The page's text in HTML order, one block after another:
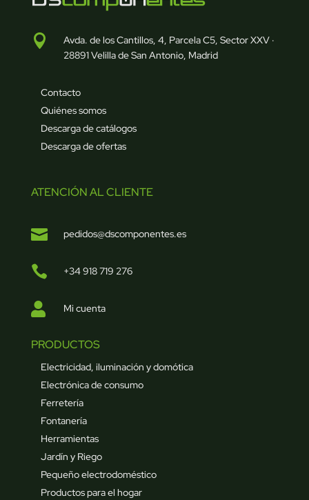

Avda. de los Cantillos, 4, Parcela C5, Sector XXV ·
28891 Velilla de San Antonio, Madrid
Contacto
Quiénes somos
Descarga de catálogos
Descarga de ofertas
ATENCIÓN AL CLIENTE
 pedidos@dscomponentes.es
 +34 918 719 276
 Mi cuenta
PRODUCTOS
Electricidad, iluminación y domótica
Electrónica de consumo
Ferretería
Fontanería
Herramientas
Jardín y Riego
Pequeño electrodoméstico
Productos para el hogar